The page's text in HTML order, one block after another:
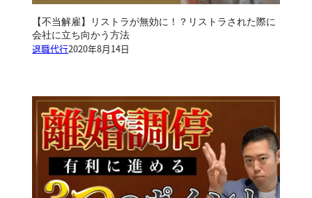
【不当解雇】リストラが無効に！？リストラされた際に
会社に立ち向かう方法
退職代行2020年8月14日